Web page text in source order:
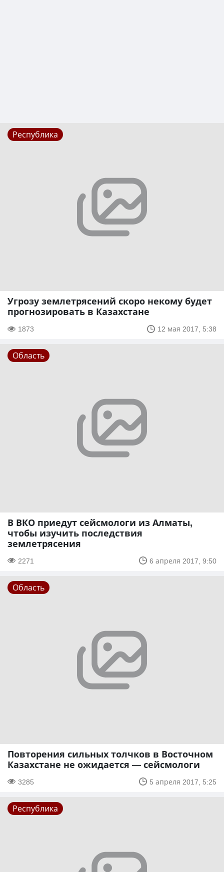
Республика
Угрозу землетрясений скоро некому будет
прогнозировать в Казахстане
1873 12 мая 2017, 5:38
Область
В ВКО приедут сейсмологи из Алматы,
чтобы изучить последствия
землетрясения
2271 6 апреля 2017, 9:50
Область
Повторения сильных толчков в Восточном
Казахстане не ожидается — сейсмологи
3285 5 апреля 2017, 5:25
Республика